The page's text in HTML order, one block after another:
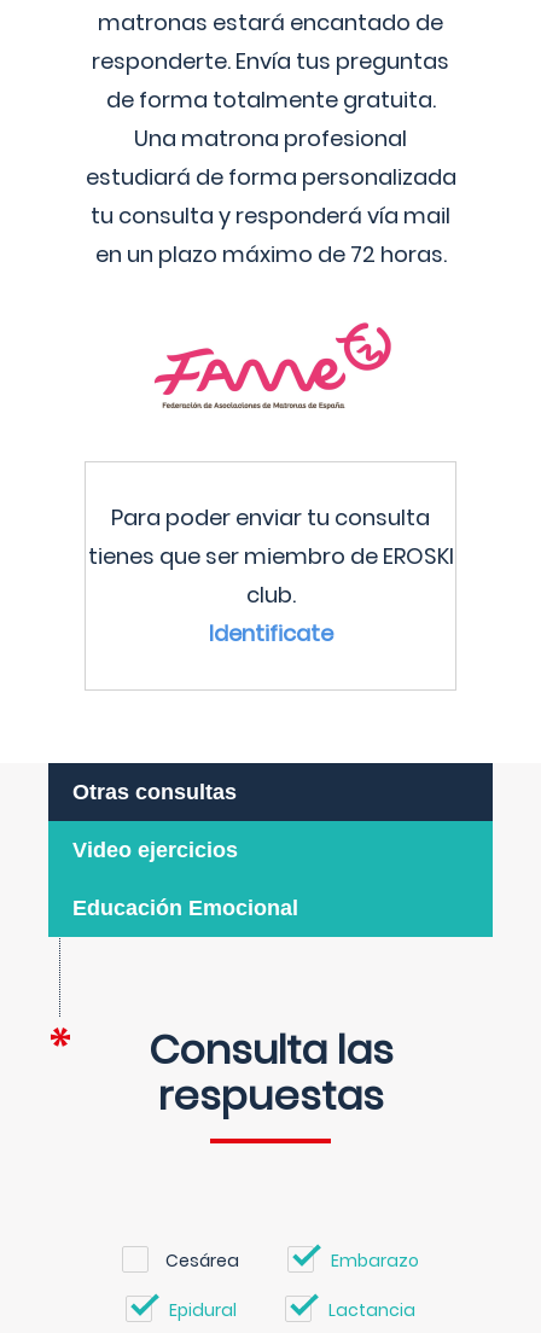
matronas estará encantado de
responderte. Envía tus preguntas
de forma totalmente gratuita.
Una matrona profesional
estudiará de forma personalizada
tu consulta y responderá vía mail
en un plazo máximo de 72 horas.
Para poder enviar tu consulta
tienes que ser miembro de EROSKI
club.
Identificate
Otras consultas
Video ejercicios
Educación Emocional
Consulta las
respuestas
Cesárea Embarazo
Epidural Lactancia